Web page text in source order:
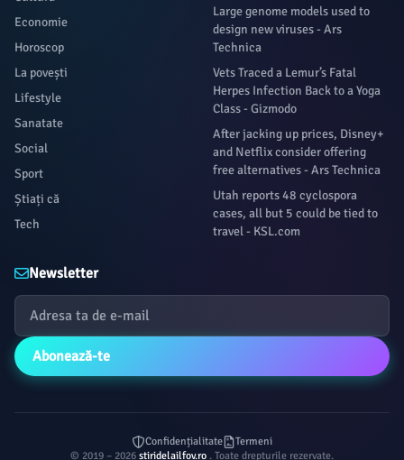
Economie
Horoscop
La povești
Lifestyle
Sanatate
Social
Sport
Știați că
Tech
Large genome models used to
design new viruses - Ars
Technica
Vets Traced a Lemur’s Fatal
Herpes Infection Back to a Yoga
Class - Gizmodo
After jacking up prices, Disney+
and Netflix consider offering
free alternatives - Ars Technica
Utah reports 48 cyclospora
cases, all but 5 could be tied to
travel - KSL.com
Newsletter
Abonează-te
Confidențialitate
Termeni
© 2019 – 2026 stiridelailfov.ro . Toate drepturile rezervate.